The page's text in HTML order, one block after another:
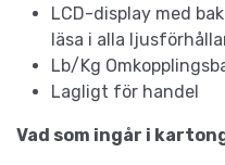
LCD-display med
läsa i alla
Lb/Kg
Lagligt för handel
Vad som ingår i